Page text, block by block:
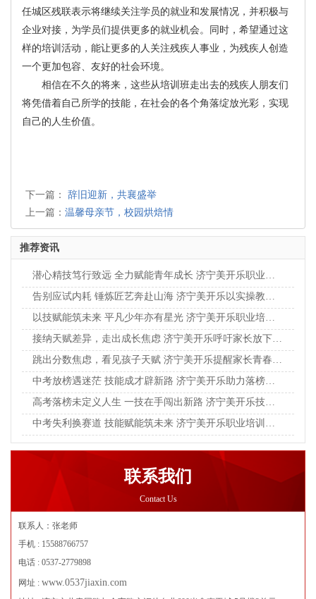
任城区残联表示将继续关注学员的就业和发展情况，并积极与
企业对接，为学员们提供更多的就业机会。同时，希望通过这
样的培训活动，能让更多的人关注残疾人事业，为残疾人创造
一个更加包容、友好的社会环境。
相信在不久的将来，这些从培训班走出去的残疾人朋友们
将凭借着自己所学的技能，在社会的各个角落绽放光彩，实现
自己的人生价值。
下一篇： 辞旧迎新，共襄盛举
上一篇： 温馨母亲节，校园烘焙情
推荐资讯
潜心精技笃行致远 全力赋能青年成长 济宁美开乐职业培训学校助力学子奔赴新程
告别应试内耗 锤炼匠艺奔赴山海 济宁美开乐以实操教育点亮青年成长之路
以技赋能筑未来 平凡少年亦有星光 济宁美开乐职业培训学校赋能学子实干成才
接纳天赋差异，走出成长焦虑 济宁美开乐呼吁家长放下单一标准，看见孩子独特光芒
跳出分数焦虑，看见孩子天赋 济宁美开乐提醒家长青春成才，不止升学一条坦途
中考放榜遇迷茫 技能成才辟新路 济宁美开乐助力落榜学子逆风翻盘
高考落榜未定义人生 一技在手闯出新路 济宁美开乐技校助力青年学子逆袭成长
中考失利换赛道 技能赋能筑未来 济宁美开乐职业培训学校助力少年逆风翻盘
联系我们
Contact Us
联系人：张老师
手机 : 15588766757
电话 : 0537-2779898
网址 : www.0537jiaxin.com